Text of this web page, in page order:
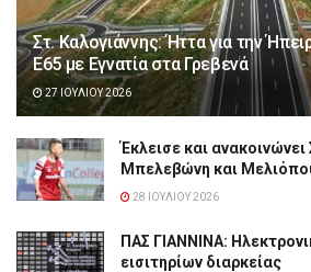
Στ. Καλογιάννης: Ήττα για την
Ε65 με Εγνατία στα Γρεβενά
27 ΙΟΥΛΊΟΥ 2026
Έκλεισε και ανακοινώνει
Μπελεβώνη και
28 ΙΟΥΛΊΟΥ 2026
ΠΑΣ ΓΙΑΝΝΙΝΑ:
εισιτηρίων διαρκείας